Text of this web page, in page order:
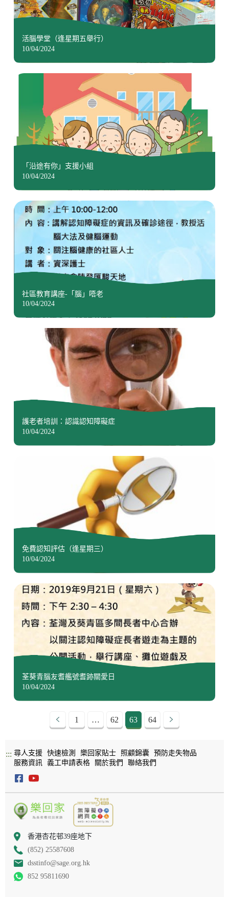
活腦學堂（逢星期五舉行）
10/04/2024
「沿途有你」支援小組
10/04/2024
社區教育講座-「腦」唔老
10/04/2024
護老者培訓：認識認知障礙症
10/04/2024
免費認知評估（逢星期三）
10/04/2024
荃葵青腦友耆艦號耆跡關愛日
10/04/2024
1 … 62 63 64
::: 尋人支援 快速檢測 樂回家貼士 照顧錦囊
預防走失物品
服務資訊
義工申請表格 關於我們 聯絡我們
香港杏花邨39座地下
(852) 25587608
dsstinfo@sage.org.hk
852 95811690